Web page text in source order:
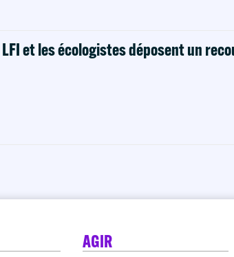
et les écologistes déposent un
AGIR